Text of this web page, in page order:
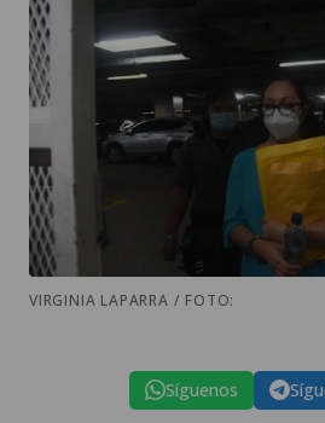
VIRGINIA LAPARRA / FOTO:
Síguenos